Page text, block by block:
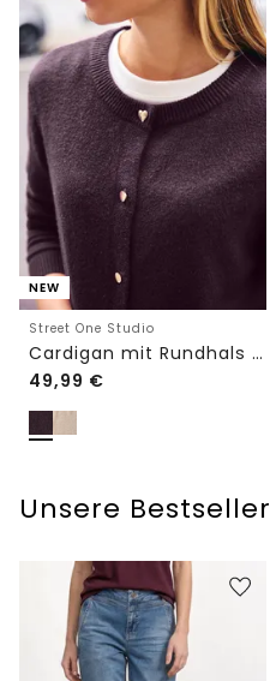
NEW
Street One Studio
Cardigan mit Rundhals und Knöpfen
49,99 €
Unsere Bestseller